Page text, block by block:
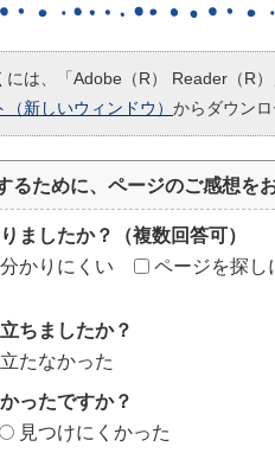
には、「Adobe（R） Reader（R
新しいウィンドウ） からダウンロ
るために、ページのご感想を
ましたか？（複数回答可）
かりにくい ページを探し
ちましたか？
たなかった
ったですか？
見つけにくかった